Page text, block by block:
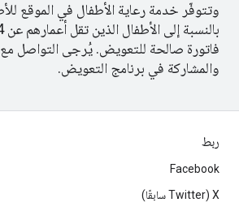
فاتورة صالحة للتعويض. يُرجى التواصل مع
والمشاركة في برنامج التعويض.
ربط
Facebook
‫X ‏(Twitter سابقًا)